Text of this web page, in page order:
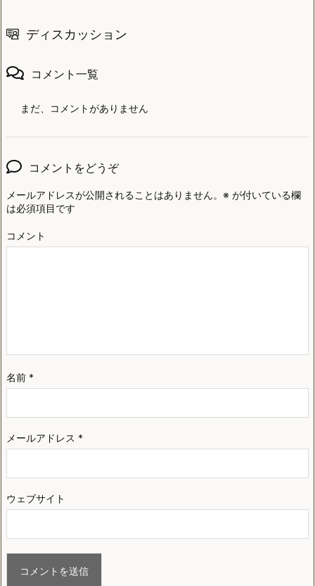
ディスカッション
コメント一覧
まだ、コメントがありません
コメントをどうぞ
メールアドレスが公開されることはありません。 ※ が付いている欄
は必須項目です
コメント
名前 *
メールアドレス *
ウェブサイト